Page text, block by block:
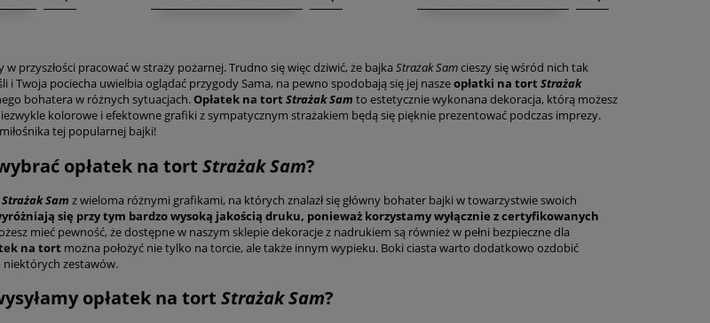
przyszłości pracować w straży pożarnej. Trudno się więc dziwić, że bajka Strażak Samcieszy się wśród nich tak
i Twoja pociecha uwielbia oglądać przygody Sama, na pewno spodobają się jej naszeopłatki na tort Strażak
bohatera w różnych sytuacjach.Opłatek na tort Strażak Sam to estetycznie wykonana dekoracja, którą możesz
kolorowe i efektowne grafiki z sympatycznym strażakiem będą się pięknie prezentować podczas imprezy.
tej popularnej bajki!
opłatek na tort Strażak Sam?
Strażak Sam z wieloma różnymi grafikami, na których znalazł się główny bohater bajki w towarzystwie swoich
się przy tym bardzo wysoką jakością druku, ponieważ korzystamy wyłącznie z certyfikowanych
mieć pewność, że dostępne w naszym sklepie dekoracje z nadrukiem są również w pełni bezpieczne dla
na tort można położyć nie tylko na torcie, ale także innym wypieku. Boki ciasta warto dodatkowo ozdobić
niektórych zestawów.
opłatek na tort Strażak Sam?